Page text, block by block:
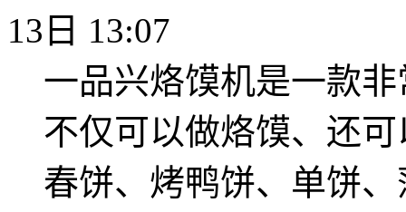
13日 13:07
一品兴烙馍机是一款
不仅可以做烙馍、还
春饼、烤鸭饼、单饼